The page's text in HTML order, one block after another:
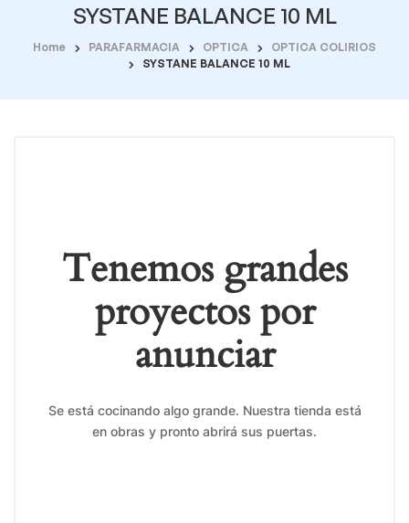
SYSTANE BALANCE 10 ML
Home PARAFARMACIA OPTICA
OPTICA COLIRIOS
SYSTANE BALANCE 10 ML
Tenemos grandes
proyectos por
anunciar
Se está cocinando algo grande. Nuestra tienda está
en obras y pronto abrirá sus puertas.